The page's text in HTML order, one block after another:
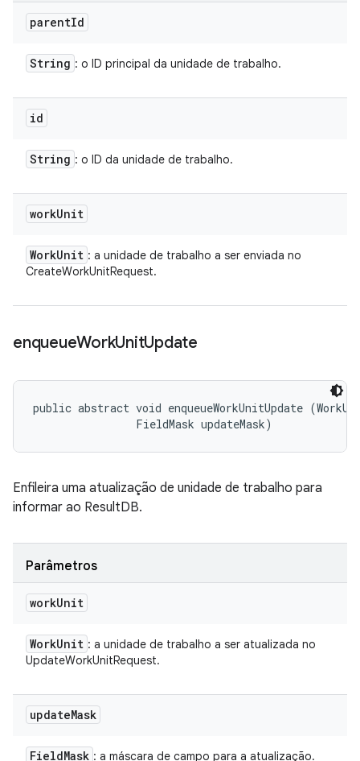
parentId
String : o ID principal da unidade de trabalho.
id
String : o ID da unidade de trabalho.
workUnit
WorkUnit : a unidade de trabalho a ser enviada no
CreateWorkUnitRequest.
enqueueWorkUnitUpdate
public abstract void enqueueWorkUnitUpdate
                FieldMask updateMask)
Enfileira uma atualização de unidade de trabalho para
informar ao ResultDB.
Parâmetros
workUnit
WorkUnit : a unidade de trabalho a ser atualizada no
UpdateWorkUnitRequest.
updateMask
FieldMask : a máscara de campo para a atualização.